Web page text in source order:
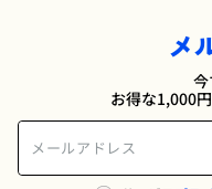
メ
今
お得な1,000